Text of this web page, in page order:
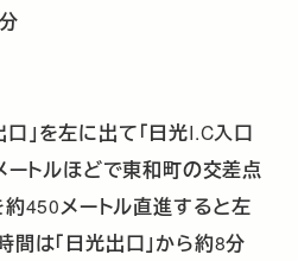
分
」を左に出て「日光I.C入口
ートルほどで東和町の交差点
約450メートル直進すると左
間は「日光出口」から約8分